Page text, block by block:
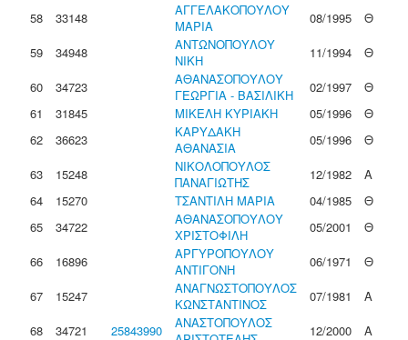
58
33148
ΑΓΓΕΛΑΚΟΠΟΥΛΟΥ
ΜΑΡΙΑ
08/1995
Θ
59
34948
ΑΝΤΩΝΟΠΟΥΛΟΥ
ΝΙΚΗ
11/1994
Θ
60
34723
ΑΘΑΝΑΣΟΠΟΥΛΟΥ
ΓΕΩΡΓΙΑ - ΒΑΣΙΛΙΚΗ
02/1997
Θ
61
31845 ΜΙΚΕΛΗ ΚΥΡΙΑΚΗ 05/1996
Θ
62
36623
ΚΑΡΥΔΑΚΗ
ΑΘΑΝΑΣΙΑ
05/1996
Θ
63
15248
ΝΙΚΟΛΟΠΟΥΛΟΣ
ΠΑΝΑΓΙΩΤΗΣ
12/1982
Α
64
15270 ΤΣΑΝΤΙΛΗ ΜΑΡΙΑ 04/1985
Θ
65
34722
ΑΘΑΝΑΣΟΠΟΥΛΟΥ
ΧΡΙΣΤΟΦΙΛΗ
05/2001
Θ
66
16896
ΑΡΓΥΡΟΠΟΥΛΟΥ
ΑΝΤΙΓΟΝΗ
06/1971
Θ
67
15247
ΑΝΑΓΝΩΣΤΟΠΟΥΛΟΣ
ΚΩΝΣΤΑΝΤΙΝΟΣ
07/1981
Α
68
34721 25843990
ΑΝΑΣΤΟΠΟΥΛΟΣ
12/2000
Α